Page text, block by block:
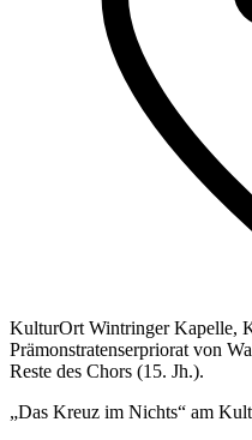
KulturOrt Wintringer Kapelle,
Prämonstratenserpriorat von
Reste des Chors (15. Jh.).
„Das Kreuz im Nichts“ am